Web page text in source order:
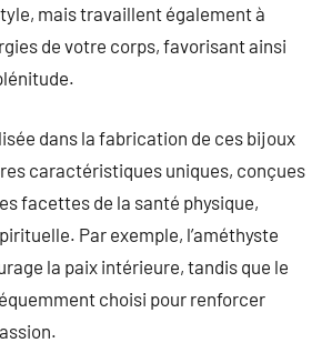
mais travaillent également à
de votre corps, favorisant ainsi
dans la fabrication de ces bijoux
caractéristiques uniques, conçues
facettes de la santé physique,
Par exemple, l’améthyste
la paix intérieure, tandis que le
choisi pour renforcer